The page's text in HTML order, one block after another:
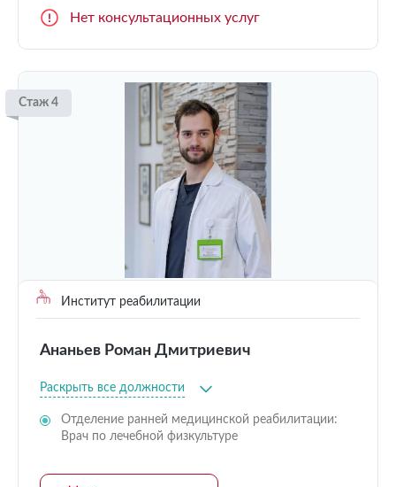
Нет консультационных услуг
Стаж 4
Институт реабилитации
Ананьев Роман Дмитриевич
Раскрыть все должности
Отделение ранней медицинской реабилитации:
Врач по лечебной физкультуре